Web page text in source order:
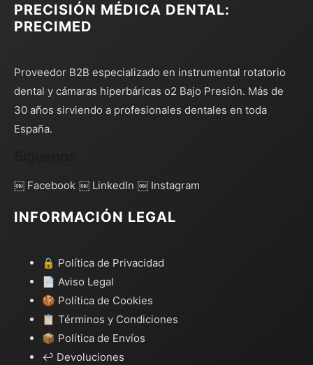
PRECISIÓN MÉDICA DENTAL:
PRECIMED
Proveedor B2B especializado en instrumental rotatorio
dental y cámaras hiperbáricas o2 Bajo Presión. Más de
30 años sirviendo a profesionales dentales en toda
España.
￼ Facebook ￼ LinkedIn ￼ Instagram
INFORMACIÓN LEGAL
🔒 Política de Privacidad
📄 Aviso Legal
🍪 Política de Cookies
📋 Términos y Condiciones
📦 Política de Envíos
↩️ Devoluciones